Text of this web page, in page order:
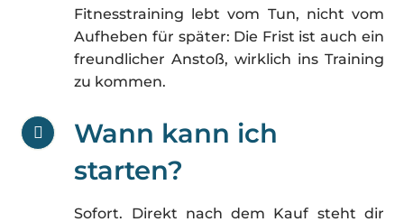
freundlicher Anstoß, wirklich ins Training
zu kommen.
Wann kann ich
starten?
Sofort. Direkt nach dem Kauf steht dir
Wartezeit, kein Kursstart-Termin.